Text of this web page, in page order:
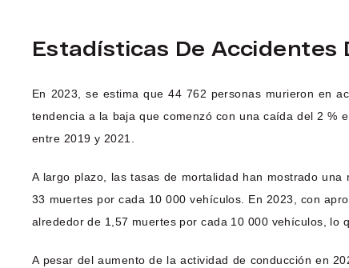
Estadísticas De Accidentes
En 2023, se estima que 44 762 personas murieron en
tendencia a la baja que comenzó con una caída del 2 %
entre 2019 y 2021.
A largo plazo, las tasas de mortalidad han mostrado
33 muertes por cada 10 000 vehículos. En 2023, con
alrededor de 1,57 muertes por cada 10 000 vehículos, lo
A pesar del aumento de la actividad de conducción en